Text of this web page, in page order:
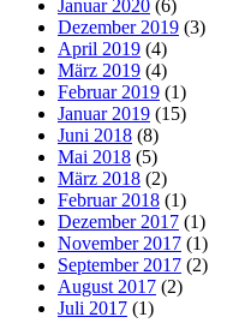
Januar 2020 (6)
Dezember 2019 (3)
April 2019 (4)
März 2019 (4)
Februar 2019 (1)
Januar 2019 (15)
Juni 2018 (8)
Mai 2018 (5)
März 2018 (2)
Februar 2018 (1)
Dezember 2017 (1)
November 2017 (1)
September 2017 (2)
August 2017 (2)
Juli 2017 (1)